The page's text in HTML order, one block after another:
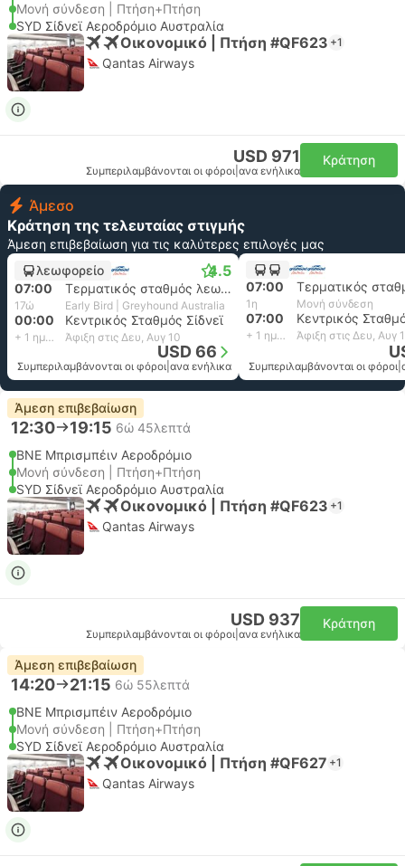
Μονή σύνδεση | Πτήση+Πτήση
SYD Σίδνεϊ Αεροδρόμιο Αυστραλία
Οικονομικό | Πτήση #QF623 +1
Qantas Airways
USD 971
Συμπεριλαμβάνονται οι φόροι ανα ενήλικα
Κράτηση
Άμεσο
Κράτηση της τελευταίας στιγμής
Άμεση επιβεβαίωση για τις καλύτερες επιλογές μας
λεωφορείο
4.5
07:00 Τερματικός σταθμός λεωφορείων μπρισμπέιν
17ώ Early Bird | Greyhound Australia
00:00 Κεντρικός Σταθμός Σίδνεϊ
+ 1 ημέρα Άφιξη στις Δευ, Αυγ 10
USD 66
Συμπεριλαμβάνονται οι φόροι ανα ενήλικα
07:00
1η Μονή σύνδεση
07:00 Κεντρικός
+ 1 ημέρα Άφιξη στις Δευ, Αυγ
Συμπεριλαμβάνονται οι φόροι
Άμεση επιβεβαίωση
12:30 19:15 6ώ 45λεπτά
BNE Μπρισμπέιν Αεροδρόμιο
Μονή σύνδεση | Πτήση+Πτήση
SYD Σίδνεϊ Αεροδρόμιο Αυστραλία
Οικονομικό | Πτήση #QF623 +1
Qantas Airways
USD 937
Συμπεριλαμβάνονται οι φόροι ανα ενήλικα
Κράτηση
Άμεση επιβεβαίωση
14:20 21:15 6ώ 55λεπτά
BNE Μπρισμπέιν Αεροδρόμιο
Μονή σύνδεση | Πτήση+Πτήση
SYD Σίδνεϊ Αεροδρόμιο Αυστραλία
Οικονομικό | Πτήση #QF627 +1
Qantas Airways